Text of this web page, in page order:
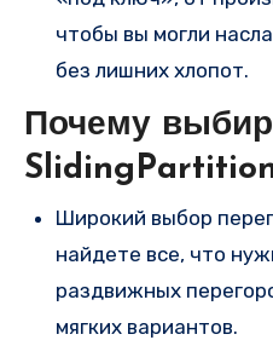
чтобы вы могли
без лишних хлопот.
Почему
Широкий выбор
найдете все, что
раздвижных
мягких вариантов.